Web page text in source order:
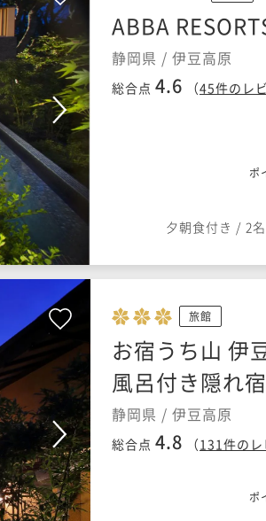
ABBA
静岡県 / 伊豆高原
総合点 4.6 （45件のレ
ポ
夕朝食付き / 2名
旅館
お宿うち山 伊
風呂付き隠れ宿
静岡県 / 伊豆高原
総合点 4.8 （131件の
ポ